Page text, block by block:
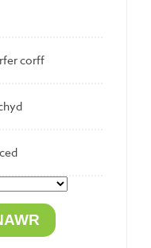
corff